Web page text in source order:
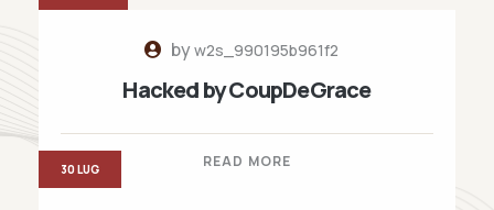
byw2s_990195b961f2
Hacked by CoupDeGrace
READ MORE
30 LUG